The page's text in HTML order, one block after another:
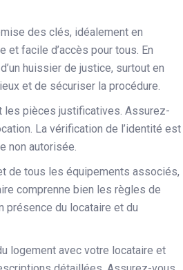
des clés, idéalement en
et facile d’accès pour tous. En
huissier de justice, surtout en
et de sécuriser la procédure.
les pièces justificatives. Assurez-
La vérification de l’identité est
non autorisée.
de tous les équipements associés,
comprenne bien les règles de
du locataire et du
logement avec votre locataire et